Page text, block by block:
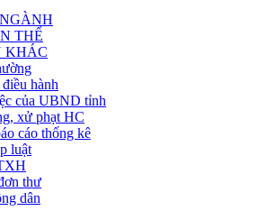
THỂ
KHÁC
hành
của UBND tỉnh
xử phạt HC
cáo thống kê
luật
thư
dân